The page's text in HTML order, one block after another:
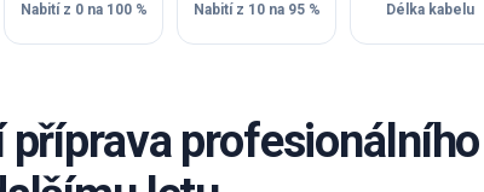
Nabití z 0 na 100 % Nabití z 10 na 95 % Délka kabelu
příprava profesionálního